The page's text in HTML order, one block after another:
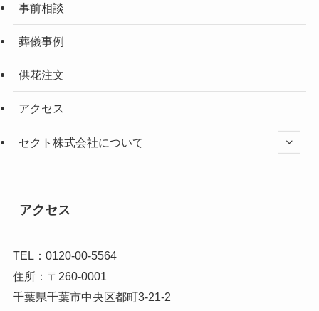
事前相談
葬儀事例
供花注文
アクセス
セクト株式会社について
アクセス
TEL：0120-00-5564
住所：〒260-0001
千葉県千葉市中央区都町3-21-2